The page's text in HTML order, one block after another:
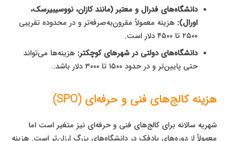
دانشگاه‌های فدرال و معتبر (مانند کازان، نووسیبیرسک،
اورال): هزینه معمولاً مقرون‌به‌صرفه‌تر و در محدوده تقریبی
۲۵۰۰ تا ۴۵۰۰ دلار است.
دانشگاه‌های دولتی در شهرهای کوچکتر: هزینه‌ها می‌تواند
حتی پایین‌تر و در حدود ۱۵۰۰ تا ۳۰۰۰ دلار باشد.
هزینه کالج‌های فنی و حرفه‌ای (SPO)
شهریه سالانه برای کالج‌های فنی و حرفه‌ای نیز متغیر است اما
معمولاً از دوره‌های پادفک در دانشگاه‌های بزرگ ارزان‌تر است. هزینه